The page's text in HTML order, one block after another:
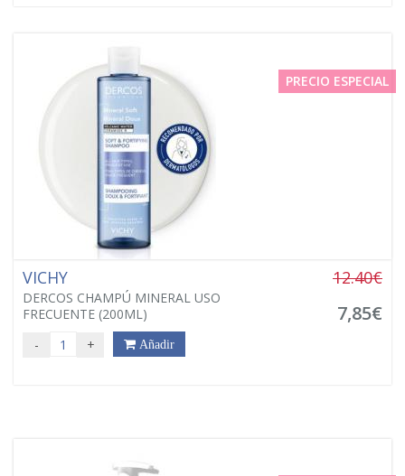
PRECIO ESPECIAL
VICHY
DERCOS CHAMPÚ MINERAL USO
FRECUENTE (200ML)
12.40€
7,85€
- + Añadir